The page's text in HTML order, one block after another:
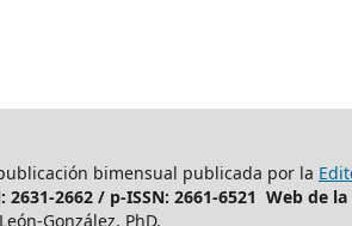
bimensual publicada por la
2631-2662 / p-ISSN: 2661-6521 Web de
González, PhD.